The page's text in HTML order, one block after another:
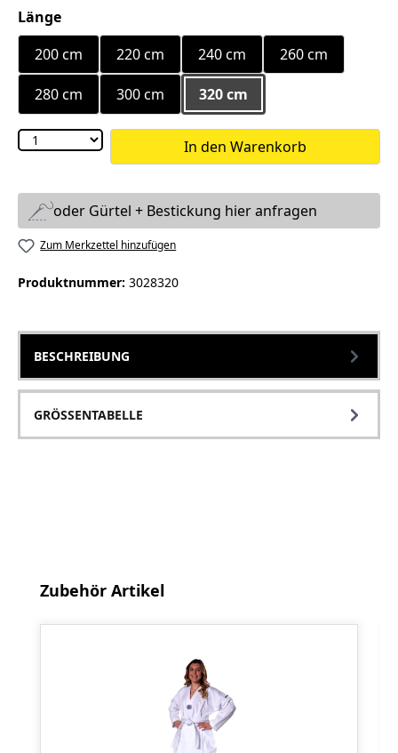
Längeauswählen
200 cm
220 cm 240 cm 260 cm
280 cm 300 cm 320 cm
In den Warenkorb
oder Gürtel + Bestickung hier anfragen
Zum Merkzettel hinzufügen
Produktnummer: 3028320
BESCHREIBUNG
GRÖSSENTABELLE
Produktgalerie überspringen
Zubehör Artikel